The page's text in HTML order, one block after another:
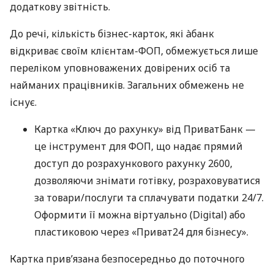
додаткову звітність.
До речі, кількість бізнес-карток, які àбанк
відкриває своїм клієнтам-ФОП, обмежується лише
переліком уповноважених довірених осіб та
найманих працівників. Загальних обмежень не
існує.
Картка «Ключ до рахунку» від ПриватБанк —
це інструмент для ФОП, що надає прямий
доступ до розрахункового рахунку 2600,
дозволяючи знімати готівку, розраховуватися
за товари/послуги та сплачувати податки 24/7.
Оформити її можна віртуально (Digital) або
пластиковою через «Приват24 для бізнесу».
Картка прив’язана безпосередньо до поточного